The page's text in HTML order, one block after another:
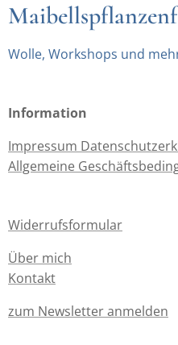
Wolle, Workshops und
Information
Impressum
Allgemeine
Widerrufsformular
Über mich
Kontakt
zum Newsletter anmelden